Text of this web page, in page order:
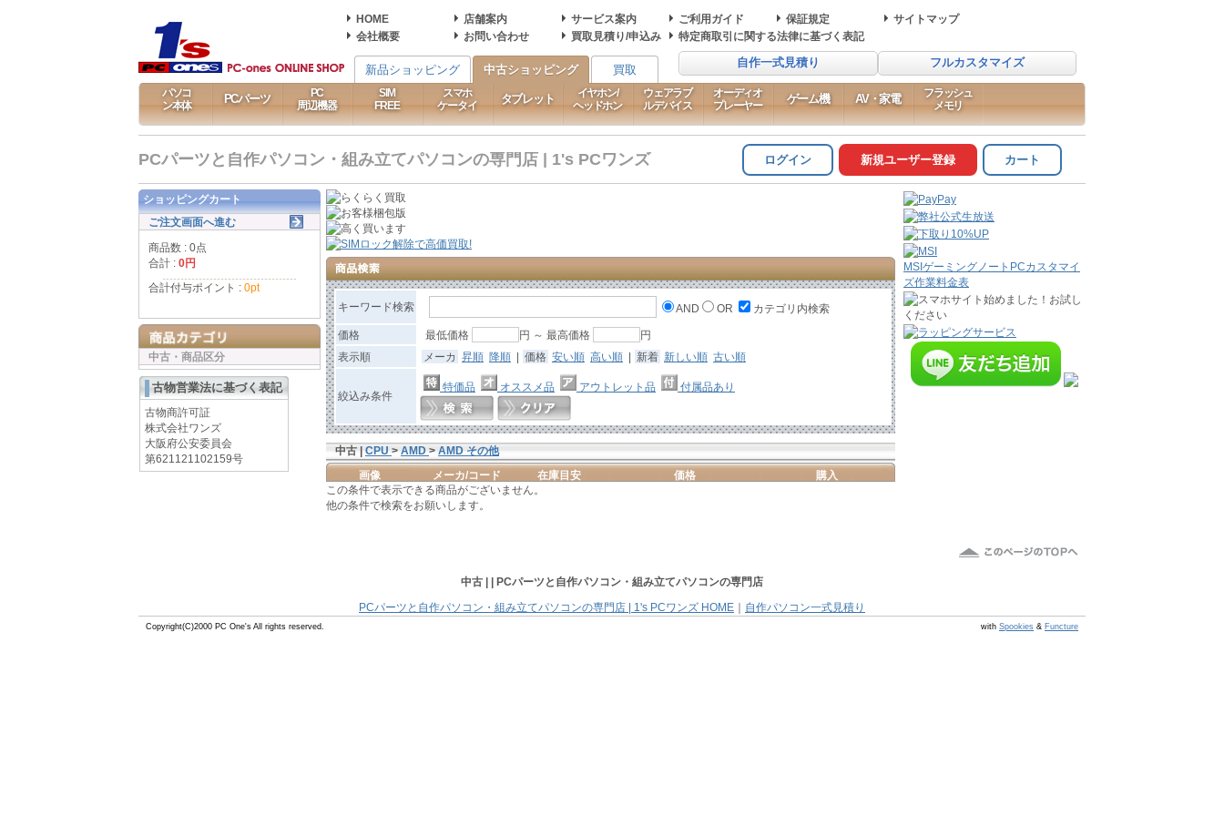
HOME 店舗案内 サービス案内 ご利用ガイド 保証規定
サイトマップ
会社概要
お問い合わせ 買取見積り/申込み 特定商取引に関する法律に基づく表記
自作一式見積り フルカスタマイズ
新品ショッピング 中古ショッピング 買取
パソコ
ン本体
PCパーツ
PC
周辺機器
SIM
FREE
スマホ
ケータイ
タブレット
イヤホン/
ヘッドホン
ウェアラブ
ルデバイス
オーディオ
プレーヤー
ゲーム機 AV・家電
フラッシュ
メモリ
PCパーツと自作パソコン・組み立てパソコンの専門店 | 1's PCワンズ ログイン 新規ユーザー登録 カート
キーワード検索 AND OR カテゴリ内検索
価格 最低価格 円 ～ 最高価格
円
表示順
メーカ 昇順 降順 | 価格 安い順 高い順 | 新着 新しい順 古い順
絞込み条件
特価品 オススメ品 アウトレット品 付属品あり
中古 | CPU > AMD > AMD その他
画像 メーカ/コード 在庫目安 価格
購入
この条件で表示できる商品がございません。
他の条件で検索をお願いします。
ショッピングカート
ご注文画面へ進む
商品数 : 0点
合計 : 0円
合計付与ポイント : 0pt
中古・商品区分
古物営業法に基づく表記
古物商許可証
株式会社ワンズ
大阪府公安委員会
第621121102159号
MSIゲーミングノートPCカスタマイ
ズ作業料金表
中古 | | PCパーツと自作パソコン・組み立てパソコンの専門店
PCパーツと自作パソコン・組み立てパソコンの専門店 | 1's PCワンズ HOME
自作パソコン一式見積り
Copyright(C)2000 PC One's All rights reserved. with Spookies & Functure